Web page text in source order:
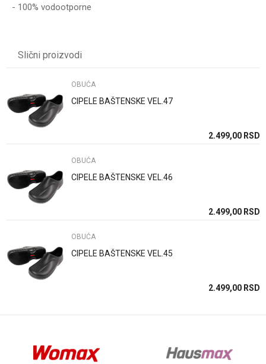
- 100% vodootporne
Težina specifikacija
Poruka
Anti-spam zaštita - izračunajte koliko je 4 + 1 :
POŠALJI
Slični proizvodi
OBUĆA
CIPELE BAŠTENSKE VEL.47
2.499,00 RSD
OBUĆA
CIPELE BAŠTENSKE VEL.46
2.499,00 RSD
OBUĆA
CIPELE BAŠTENSKE VEL.45
2.499,00 RSD